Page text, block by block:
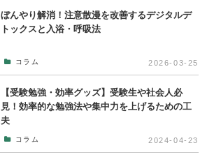
ぼんやり解消！注意散漫を改善するデジタルデ
トックスと入浴・呼吸法
コラム 2026-03-25
【受験勉強・効率グッズ】受験生や社会人必
見！効率的な勉強法や集中力を上げるための工
夫
コラム 2024-04-23